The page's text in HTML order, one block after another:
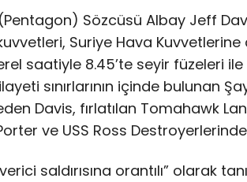
Sözcüsü Albay Jeff
Suriye Hava
saatiyle 8.45’te seyir füzeleri ile
sınırlarının içinde bulunan
Davis, fırlatılan Tomahawk
ve USS Ross
saldırısına orantılı” olarak